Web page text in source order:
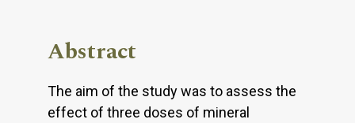
Abstract
The aim of the study was to assess the
effect of three doses of mineral